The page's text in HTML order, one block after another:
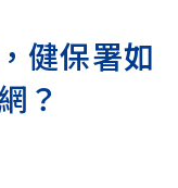
健保署如
？